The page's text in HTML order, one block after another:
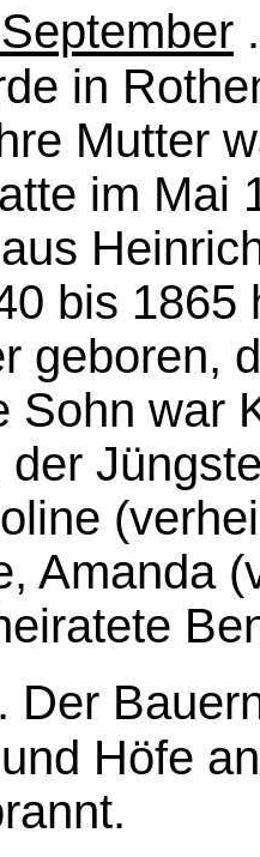
in
Mutter
im Mai
bis 1865
geboren,
Sohn war
der
Amanda
. Der
Höfe